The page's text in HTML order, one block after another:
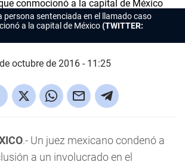
persona sentenciada en el llamado caso
a la capital de México(TWITTER:
octubre de 2016 - 11:25
.- Un juez mexicano condenó a
a un involucrado en el